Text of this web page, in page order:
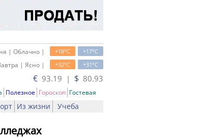
+17oC
+18oC
| Облачно |
+31oC
+32oC
| Ясно |
€ 93.19 | $ 80.93
Полезное Гороскоп Гостевая
Из жизни Учеба